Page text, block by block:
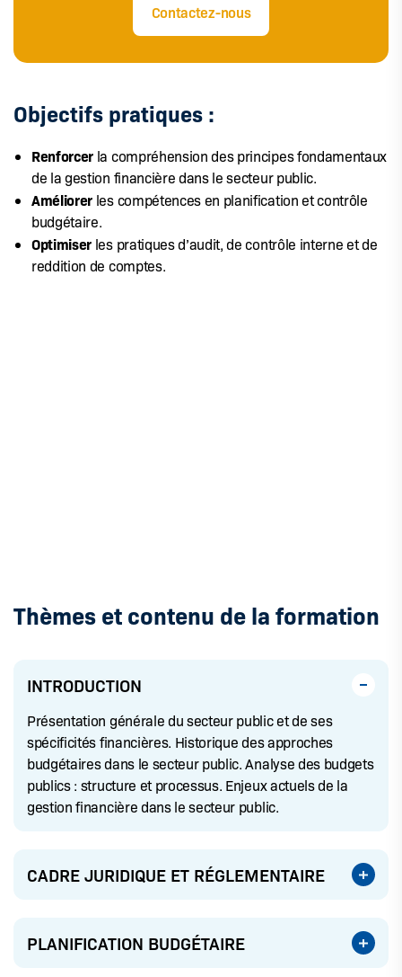
Contactez-nous
Objectifs pratiques :
Renforcer la compréhension des principes fondamentaux
de la gestion financière dans le secteur public.
Améliorer les compétences en planification et contrôle
budgétaire.
Optimiser les pratiques d’audit, de contrôle interne et de
reddition de comptes.
Thèmes et contenu de la formation
INTRODUCTION
Présentation générale du secteur public et de ses
spécificités financières. Historique des approches
budgétaires dans le secteur public. Analyse des budgets
publics : structure et processus. Enjeux actuels de la
gestion financière dans le secteur public.
CADRE JURIDIQUE ET RÉGLEMENTAIRE
PLANIFICATION BUDGÉTAIRE